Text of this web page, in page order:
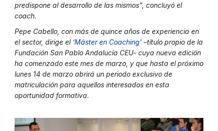
predispone al desarrollo de las mismos”, concluyó el
coach.
Pepe Cabello, con más de quince años de experiencia en
el sector, dirige el ‘Máster en Coaching’ –título propio de la
Fundación San Pablo Andalucía CEU- cuya nueva edición
ha comenzado este mes de marzo, y que hasta el próximo
lunes 14 de marzo abrirá un periodo exclusivo de
matriculación para aquellos interesados en esta
oportunidad formativa.